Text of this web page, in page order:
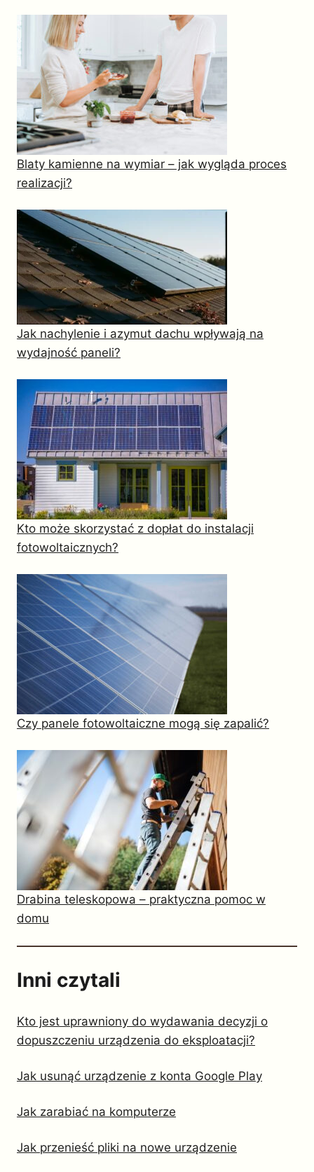
Blaty kamienne na wymiar – jak wygląda proces
realizacji?
Jak nachylenie i azymut dachu wpływają na
wydajność paneli?
Kto może skorzystać z dopłat do instalacji
fotowoltaicznych?
Czy panele fotowoltaiczne mogą się zapalić?
Drabina teleskopowa – praktyczna pomoc w
domu
Inni czytali
Kto jest uprawniony do wydawania decyzji o
dopuszczeniu urządzenia do eksploatacji?
Jak usunąć urządzenie z konta Google Play
Jak zarabiać na komputerze
Jak przenieść pliki na nowe urządzenie